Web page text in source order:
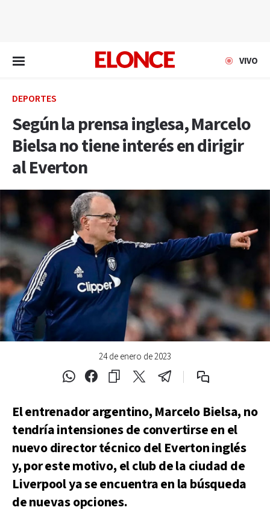
VIVO
DEPORTES
Según la prensa inglesa, Marcelo
Bielsa no tiene interés en dirigir
al Everton
24 de enero de 2023
El entrenador argentino, Marcelo Bielsa, no
tendría intensiones de convertirse en el
nuevo director técnico del Everton inglés
y, por este motivo, el club de la ciudad de
Liverpool ya se encuentra en la búsqueda
de nuevas opciones.